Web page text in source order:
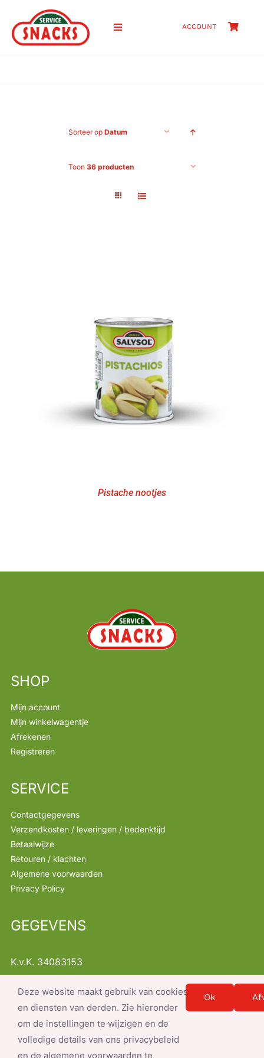
naar
inhoud
Toggle
ACCOUNT
Sorteer op Datum
Toon 36 producten
Pistache nootjes
SHOP
Mijn account
Mijn winkelwagentje
Afrekenen
Registreren
SERVICE
Contactgegevens
Verzendkosten / leveringen / bedenktijd
Betaalwijze
Retouren / klachten
Algemene voorwaarden
Privacy Policy
GEGEVENS
K.v.K. 34083153
B.T.W. NL001368522B47
info@servicesnacks.nl
© Copyright 2026- document.write(new Date().getFullYear()); |
Deze website maakt gebruik van cookies
en diensten van derden. Zie hieronder
om de instellingen te wijzigen en de
volledige details van ons privacybeleid
en de algemene voorwaarden te
Instellingen
Ok